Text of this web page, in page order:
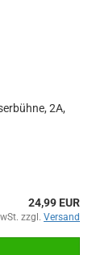
2A,
24,99 EUR
zzgl. Versand